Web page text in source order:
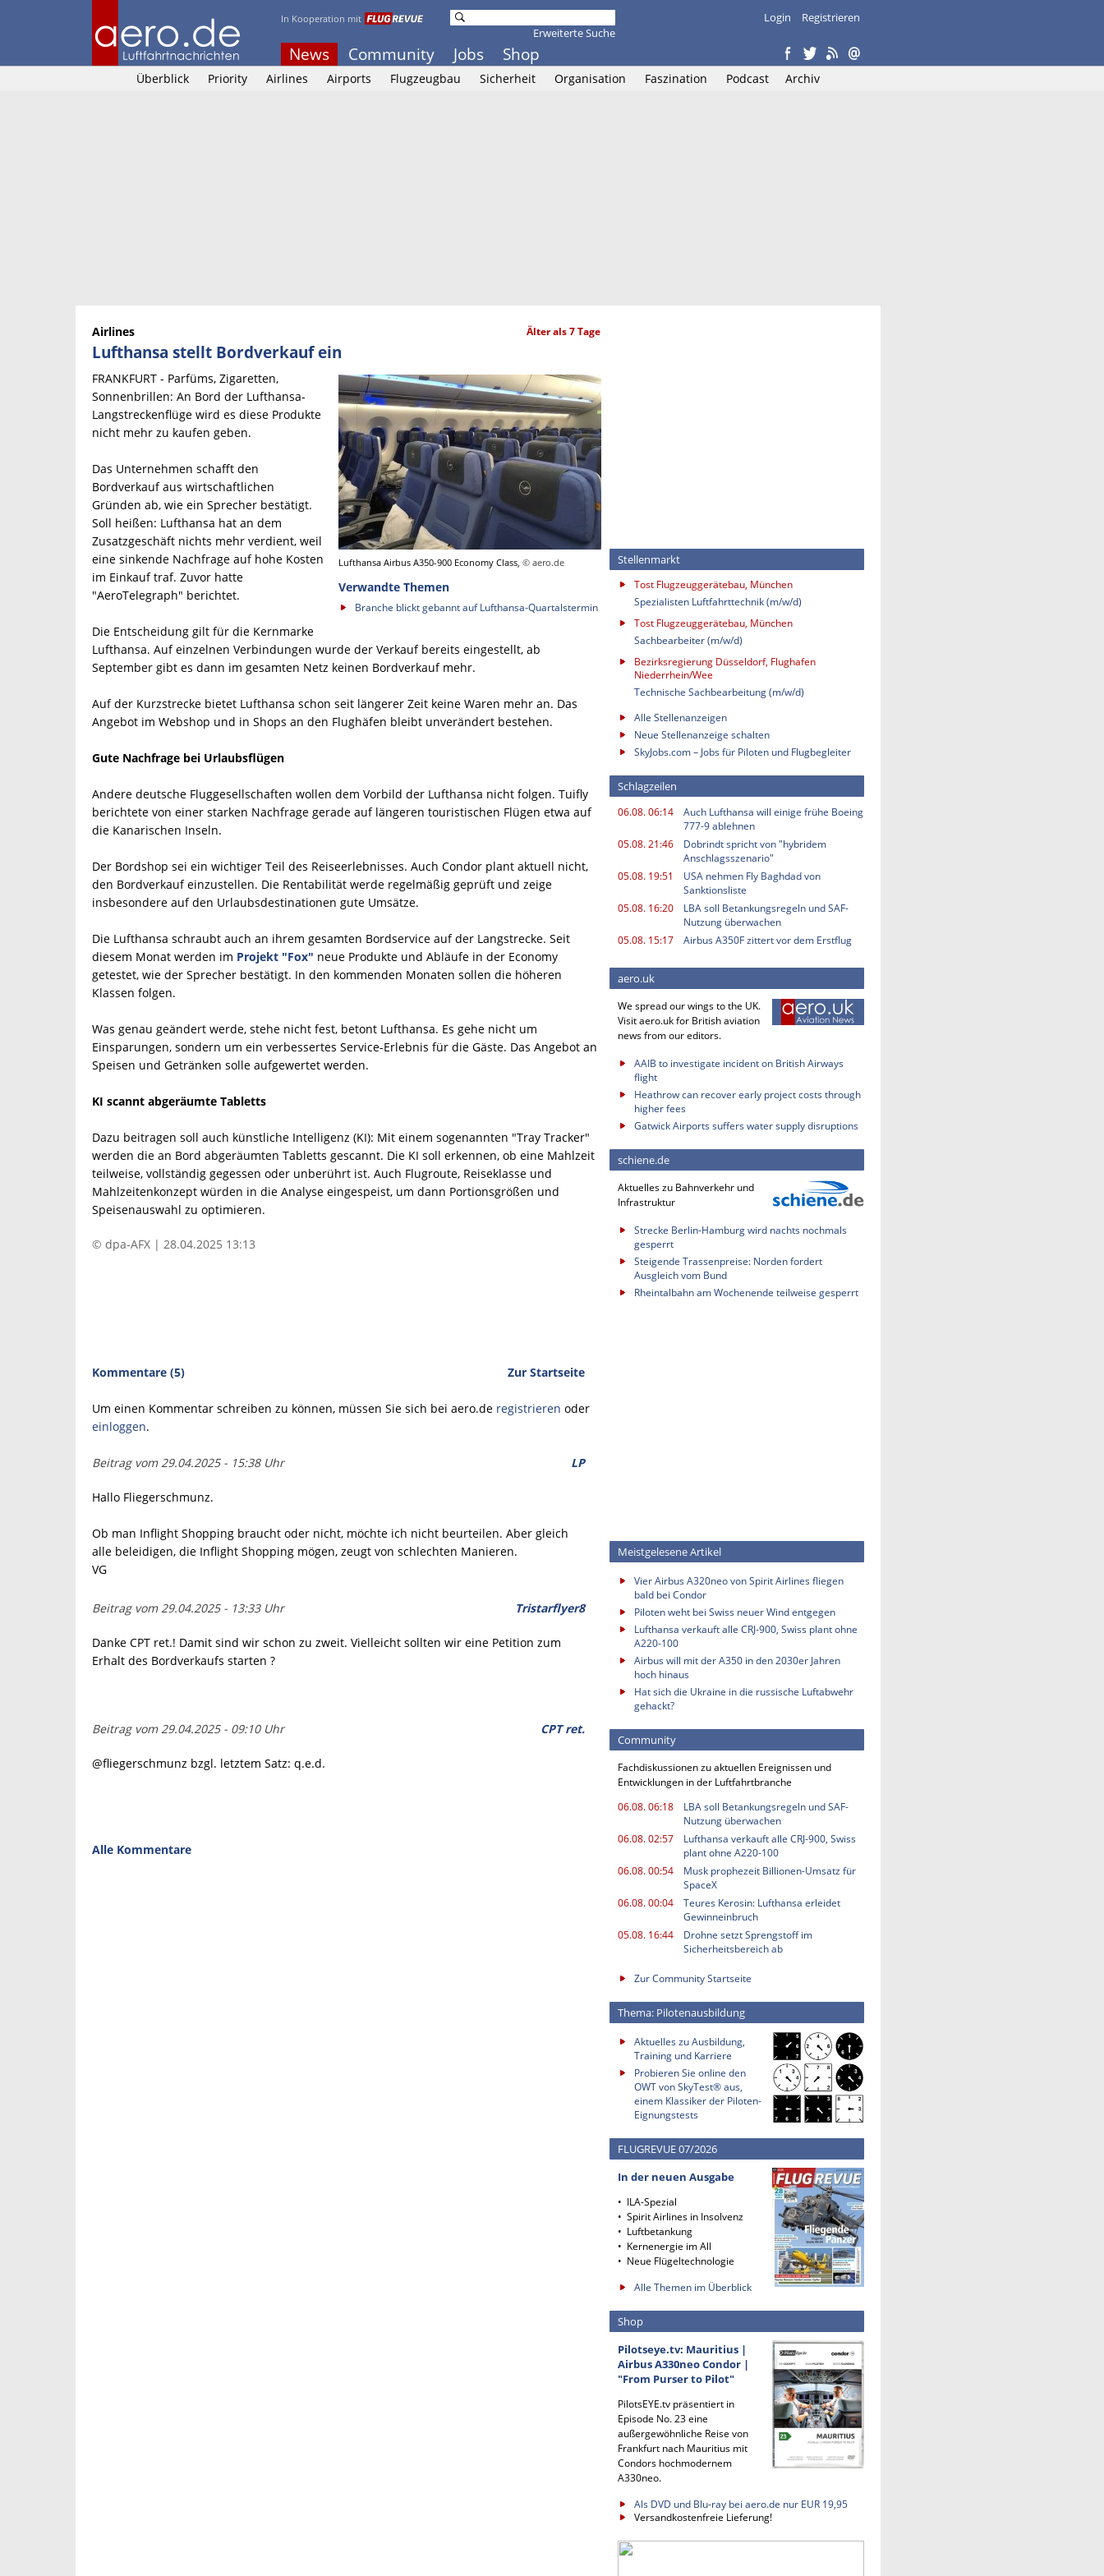
In Kooperation mit
News Community Jobs Shop
Erweiterte Suche
Login Registrieren
Überblick Priority Airlines Airports Flugzeugbau Sicherheit Organisation Faszination Podcast Archiv
Airlines Älter als 7 Tage
Lufthansa stellt Bordverkauf ein
Lufthansa Airbus A350-900 Economy Class, © aero.de
Verwandte Themen
Branche blickt gebannt auf Lufthansa-Quartalstermin
FRANKFURT - Parfüms, Zigaretten,
Sonnenbrillen: An Bord der Lufthansa-
Langstreckenflüge wird es diese Produkte
nicht mehr zu kaufen geben.
Das Unternehmen schafft den
Bordverkauf aus wirtschaftlichen
Gründen ab, wie ein Sprecher bestätigt.
Soll heißen: Lufthansa hat an dem
Zusatzgeschäft nichts mehr verdient, weil
eine sinkende Nachfrage auf hohe Kosten
im Einkauf traf. Zuvor hatte
"AeroTelegraph" berichtet.
Die Entscheidung gilt für die Kernmarke
Lufthansa. Auf einzelnen Verbindungen wurde der Verkauf bereits eingestellt, ab
September gibt es dann im gesamten Netz keinen Bordverkauf mehr.
Auf der Kurzstrecke bietet Lufthansa schon seit längerer Zeit keine Waren mehr an. Das
Angebot im Webshop und in Shops an den Flughäfen bleibt unverändert bestehen.
Gute Nachfrage bei Urlaubsflügen
Andere deutsche Fluggesellschaften wollen dem Vorbild der Lufthansa nicht folgen. Tuifly
berichtete von einer starken Nachfrage gerade auf längeren touristischen Flügen etwa auf
die Kanarischen Inseln.
Der Bordshop sei ein wichtiger Teil des Reiseerlebnisses. Auch Condor plant aktuell nicht,
den Bordverkauf einzustellen. Die Rentabilität werde regelmäßig geprüft und zeige
insbesondere auf den Urlaubsdestinationen gute Umsätze.
Die Lufthansa schraubt auch an ihrem gesamten Bordservice auf der Langstrecke. Seit
diesem Monat werden im Projekt "Fox" neue Produkte und Abläufe in der Economy
getestet, wie der Sprecher bestätigt. In den kommenden Monaten sollen die höheren
Klassen folgen.
Was genau geändert werde, stehe nicht fest, betont Lufthansa. Es gehe nicht um
Einsparungen, sondern um ein verbessertes Service-Erlebnis für die Gäste. Das Angebot an
Speisen und Getränken solle aufgewertet werden.
KI scannt abgeräumte Tabletts
Dazu beitragen soll auch künstliche Intelligenz (KI): Mit einem sogenannten "Tray Tracker"
werden die an Bord abgeräumten Tabletts gescannt. Die KI soll erkennen, ob eine Mahlzeit
teilweise, vollständig gegessen oder unberührt ist. Auch Flugroute, Reiseklasse und
Mahlzeitenkonzept würden in die Analyse eingespeist, um dann Portionsgrößen und
Speisenauswahl zu optimieren.
© dpa-AFX | 28.04.2025 13:13
Kommentare (5) Zur Startseite
Um einen Kommentar schreiben zu können, müssen Sie sich bei aero.de registrieren oder
einloggen.
Beitrag vom 29.04.2025 - 15:38 Uhr LP
Hallo Fliegerschmunz.
Ob man Inflight Shopping braucht oder nicht, möchte ich nicht beurteilen. Aber gleich
alle beleidigen, die Inflight Shopping mögen, zeugt von schlechten Manieren.
VG
Beitrag vom 29.04.2025 - 13:33 Uhr Tristarflyer8
Danke CPT ret.! Damit sind wir schon zu zweit. Vielleicht sollten wir eine Petition zum
Erhalt des Bordverkaufs starten ?
Beitrag vom 29.04.2025 - 09:10 Uhr CPT ret.
@fliegerschmunz bzgl. letztem Satz: q.e.d.
Alle Kommentare
Stellenmarkt
Tost Flugzeuggerätebau, München
Spezialisten Luftfahrttechnik (m/w/d)
Tost Flugzeuggerätebau, München
Sachbearbeiter (m/w/d)
Bezirksregierung Düsseldorf, Flughafen
Niederrhein/Wee
Technische Sachbearbeitung (m/w/d)
Alle Stellenanzeigen
Neue Stellenanzeige schalten
SkyJobs.com – Jobs für Piloten und Flugbegleiter
Schlagzeilen
06.08. 06:14
Auch Lufthansa will einige frühe Boeing
777-9 ablehnen
05.08. 21:46
Dobrindt spricht von "hybridem
Anschlagsszenario"
05.08. 19:51
USA nehmen Fly Baghdad von
Sanktionsliste
05.08. 16:20
LBA soll Betankungsregeln und SAF-
Nutzung überwachen
05.08. 15:17
Airbus A350F zittert vor dem Erstflug
aero.uk
We spread our wings to the UK.
Visit aero.uk for British aviation
news from our editors.
AAIB to investigate incident on British Airways
flight
Heathrow can recover early project costs through
higher fees
Gatwick Airports suffers water supply disruptions
schiene.de
Aktuelles zu Bahnverkehr und
Infrastruktur
Strecke Berlin-Hamburg wird nachts nochmals
gesperrt
Steigende Trassenpreise: Norden fordert
Ausgleich vom Bund
Rheintalbahn am Wochenende teilweise gesperrt
Meistgelesene Artikel
Vier Airbus A320neo von Spirit Airlines fliegen
bald bei Condor
Piloten weht bei Swiss neuer Wind entgegen
Lufthansa verkauft alle CRJ-900, Swiss plant ohne
A220-100
Airbus will mit der A350 in den 2030er Jahren
hoch hinaus
Hat sich die Ukraine in die russische Luftabwehr
gehackt?
Community
Fachdiskussionen zu aktuellen Ereignissen und
Entwicklungen in der Luftfahrtbranche
06.08. 06:18
LBA soll Betankungsregeln und SAF-
Nutzung überwachen
06.08. 02:57
Lufthansa verkauft alle CRJ-900, Swiss
plant ohne A220-100
06.08. 00:54
Musk prophezeit Billionen-Umsatz für
SpaceX
06.08. 00:04
Teures Kerosin: Lufthansa erleidet
Gewinneinbruch
05.08. 16:44
Drohne setzt Sprengstoff im
Sicherheitsbereich ab
Zur Community Startseite
Thema: Pilotenausbildung
Aktuelles zu Ausbildung,
Training und Karriere
Probieren Sie online den
OWT von SkyTest® aus,
einem Klassiker der Piloten-
Eignungstests
FLUGREVUE 07/2026
In der neuen Ausgabe
• ILA-Spezial
• Spirit Airlines in Insolvenz
• Luftbetankung
• Kernenergie im All
• Neue Flügeltechnologie
Alle Themen im Überblick
Shop
Pilotseye.tv: Mauritius |
Airbus A330neo Condor |
"From Purser to Pilot"
PilotsEYE.tv präsentiert in
Episode No. 23 eine
außergewöhnliche Reise von
Frankfurt nach Mauritius mit
Condors hochmodernem
A330neo.
Als DVD und Blu-ray bei aero.de nur EUR 19,95
Versandkostenfreie Lieferung!